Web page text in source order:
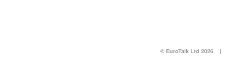
© EuroTalk Ltd 2026 |